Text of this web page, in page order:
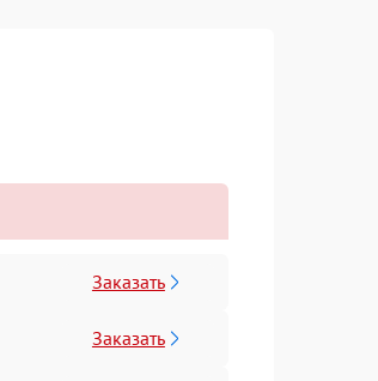
Заказать
Заказать